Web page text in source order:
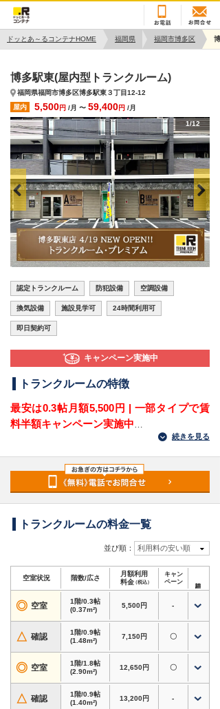
ドッとあ～るコンテナHOME 福岡県 福岡市博多区
博多駅東(屋内型トランクルーム)
福岡県福岡市博多区博多駅東３丁目12-12
屋内
5,500円 /月 〜 59,400円 /月
1/12
認定トランクルーム 防犯設備 空調設備
換気設備 施設見学可 24時間利用可
即日契約可
キャンペーン実施中
トランクルームの特徴
最安は0.3帖月額5,500円 | 一部タイプで賃
料半額キャンペーン実施中
で利用可能 | 短期利用OK
満室の場合でも空き予定や近隣店舗を含め最適な
ご提案をさせていただきます。お気軽にお問い合
わせください。
多駅東・博多駅南・比恵町・山王方面で収納スペ
ースをお探しの方にも利用しやすい立地にありま
す。
屋内型のため、衣類・書類・家電・季節用品な
ど、屋外に置きにくい荷物の保管にも適していま
す。
近隣にはオフィスやマンションが多く、個人利用
はもちろん、法人様の書類保管・備品保管・在庫
置き場としてもご活用いただけます。
続きを見る
トランクルームの料金一覧
並び順： 利用料の安い順
空室状況 階数/広さ
月額利用
料金（税込）
キャン
ペーン
◎ 空室
1階/0.3帖
(0.37m²)
5,500円 -
△ 確認
1階/0.9帖
(1.48m²)
7,150円 〇
◎ 空室
1階/1.8帖
(2.90m²)
12,650円 〇
△ 確認
1階/0.9帖
(1.40m²)
13,200円 -